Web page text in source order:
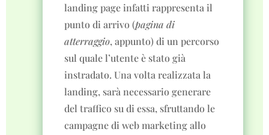
landing page infatti rappresenta il
punto di arrivo (pagina di
atterraggio, appunto) di un percorso
sul quale l’utente è stato già
instradato. Una volta realizzata la
landing, sarà necessario generare
del traffico su di essa, sfruttando le
campagne di web marketing allo